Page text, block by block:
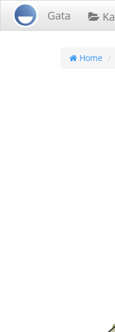
Gata
Home